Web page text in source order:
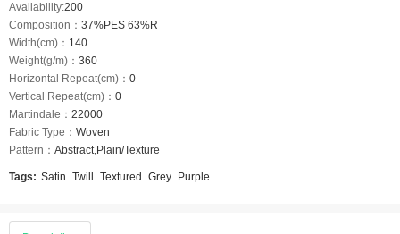
Availability:200
Composition： 37%PES 63%R
Width(cm)： 140
Weight(g/m)： 360
Horizontal Repeat(cm)： 0
Vertical Repeat(cm)： 0
Martindale： 22000
Fabric Type： Woven
Pattern： Abstract,Plain/Texture
Tags: Satin Twill Textured Grey Purple